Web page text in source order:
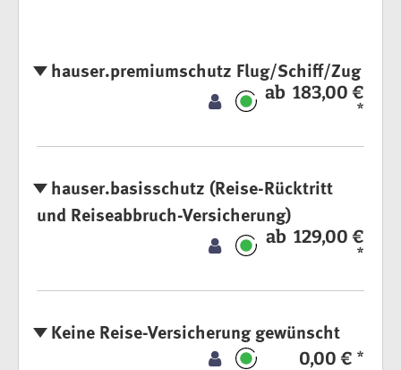
hauser.premiumschutz Flug/Schiff/Zug
ab 183,00 €
*
hauser.basisschutz (Reise-Rücktritt
und Reiseabbruch-Versicherung)
ab 129,00 €
*
Keine Reise-Versicherung gewünscht
0,00 € *